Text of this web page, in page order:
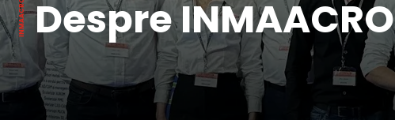
Despre INMAACRO